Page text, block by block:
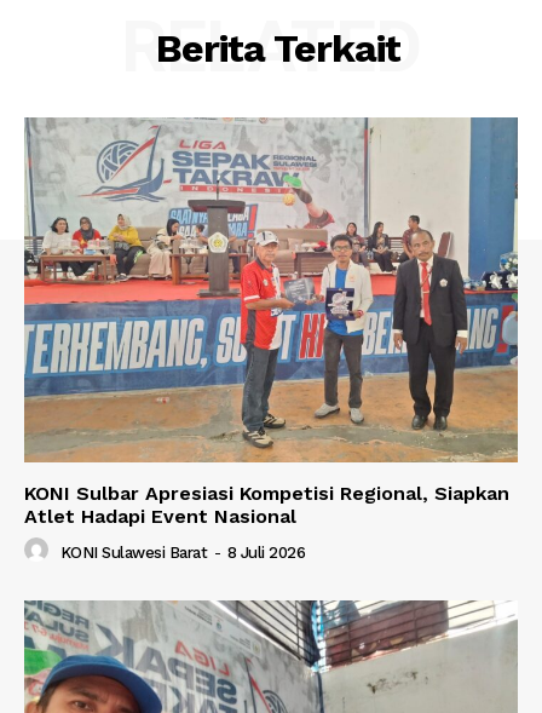
Berita Terkait
RELATED
KONI Sulbar Apresiasi Kompetisi Regional, Siapkan
Atlet Hadapi Event Nasional
KONI Sulawesi Barat - 8 Juli 2026